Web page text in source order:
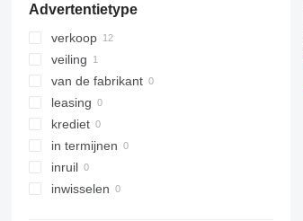
Advertentietype
verkoop
veiling
van de fabrikant
leasing
krediet
in termijnen
inruil
inwisselen